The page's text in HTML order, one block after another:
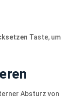
Taste, um
Absturz von